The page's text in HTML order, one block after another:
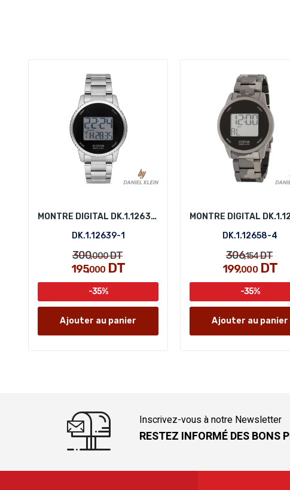
MONTRE DIGITAL DK.1.12639-1
DK.1.12639-1
300,000DT
195,000 DT
-35%
Ajouter au panier
DK.1.12658-4
306,154DT
199,000DT
-35%
Ajouter au panier
Inscrivez-vous à notre Newsletter
RESTEZ INFORMÉ DES BONS